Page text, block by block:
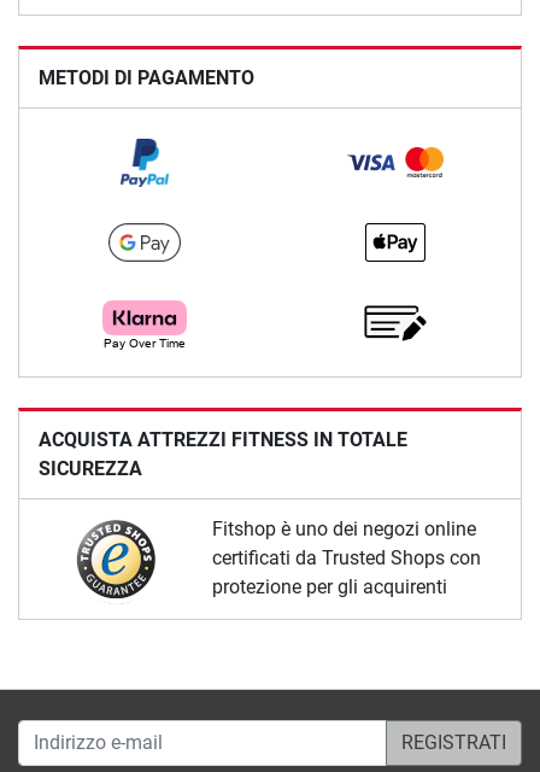
METODI DI PAGAMENTO
ACQUISTA ATTREZZI FITNESS IN TOTALE
SICUREZZA
Fitshop è uno dei negozi online
certificati da Trusted Shops con
protezione per gli acquirenti
Indirizzo e-mail